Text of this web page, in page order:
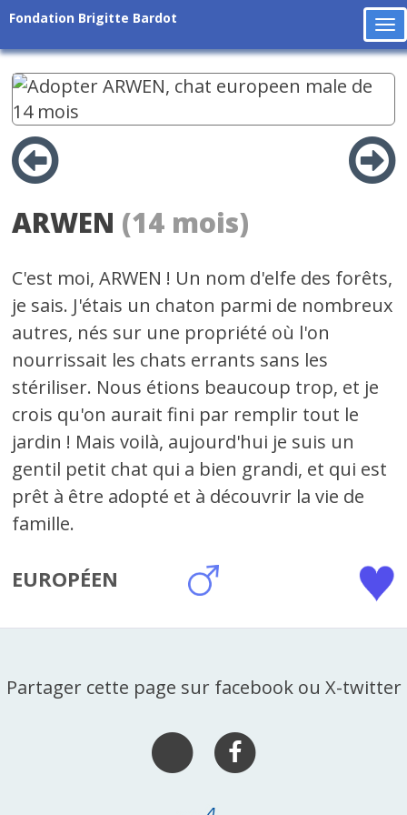
Fondation Brigitte Bardot
ARWEN (14 mois)
C'est moi, ARWEN ! Un nom d'elfe des forêts,
je sais. J'étais un chaton parmi de nombreux
autres, nés sur une propriété où l'on
nourrissait les chats errants sans les
stériliser. Nous étions beaucoup trop, et je
crois qu'on aurait fini par remplir tout le
jardin ! Mais voilà, aujourd'hui je suis un
gentil petit chat qui a bien grandi, et qui est
prêt à être adopté et à découvrir la vie de
famille.
EUROPÉEN
Partager cette page sur facebook ou X-twitter